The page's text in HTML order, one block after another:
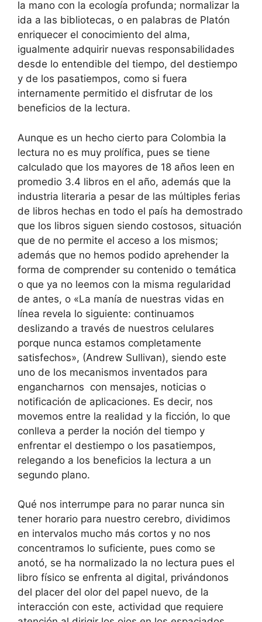
la mano con la ecología profunda; normalizar la
ida a las bibliotecas, o en palabras de Platón
enriquecer el conocimiento del alma,
igualmente adquirir nuevas responsabilidades
desde lo entendible del tiempo, del destiempo
y de los pasatiempos, como si fuera
internamente permitido el disfrutar de los
beneficios de la lectura.
Aunque es un hecho cierto para Colombia la
lectura no es muy prolífica, pues se tiene
calculado que los mayores de 18 años leen en
promedio 3.4 libros en el año, además que la
industria literaria a pesar de las múltiples ferias
de libros hechas en todo el país ha demostrado
que los libros siguen siendo costosos, situación
que de no permite el acceso a los mismos;
además que no hemos podido aprehender la
forma de comprender su contenido o temática
o que ya no leemos con la misma regularidad
de antes, o «La manía de nuestras vidas en
línea revela lo siguiente: continuamos
deslizando a través de nuestros celulares
porque nunca estamos completamente
satisfechos», (Andrew Sullivan), siendo este
uno de los mecanismos inventados para
engancharnos con mensajes, noticias o
notificación de aplicaciones. Es decir, nos
movemos entre la realidad y la ficción, lo que
conlleva a perder la noción del tiempo y
enfrentar el destiempo o los pasatiempos,
relegando a los beneficios la lectura a un
segundo plano.
Qué nos interrumpe para no parar nunca sin
tener horario para nuestro cerebro, dividimos
en intervalos mucho más cortos y no nos
concentramos lo suficiente, pues como se
anotó, se ha normalizado la no lectura pues el
libro físico se enfrenta al digital, privándonos
del placer del olor del papel nuevo, de la
interacción con este, actividad que requiere